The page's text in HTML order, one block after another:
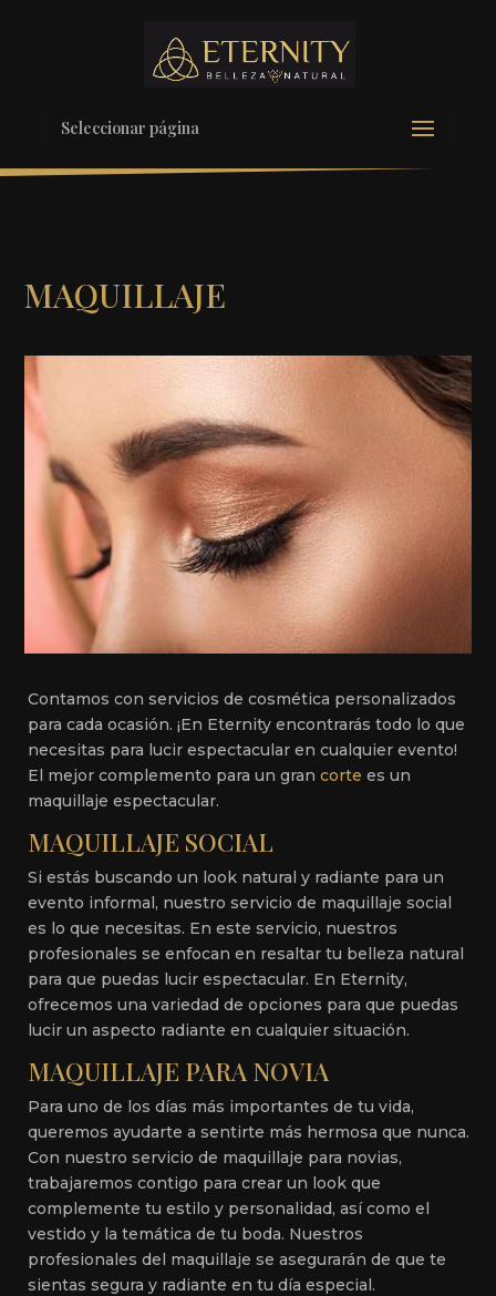
Seleccionar página
MAQUILLAJE
Contamos con servicios de cosmética personalizados
para cada ocasión. ¡En Eternity encontrarás todo lo que
necesitas para lucir espectacular en cualquier evento!
El mejor complemento para un grancorte es un
maquillaje espectacular.
MAQUILLAJE SOCIAL
Si estás buscando un look natural y radiante para un
evento informal, nuestro servicio de maquillaje social
es lo que necesitas. En este servicio, nuestros
profesionales se enfocan en resaltar tu belleza natural
para que puedas lucir espectacular. En Eternity,
ofrecemos una variedad de opciones para que puedas
lucir un aspecto radiante en cualquier situación.
MAQUILLAJE PARA NOVIA
Para uno de los días más importantes de tu vida,
queremos ayudarte a sentirte más hermosa que nunca.
Con nuestro servicio de maquillaje para novias,
trabajaremos contigo para crear un look que
complemente tu estilo y personalidad, así como el
vestido y la temática de tu boda. Nuestros
profesionales del maquillaje se asegurarán de que te
sientas segura y radiante en tu día especial.